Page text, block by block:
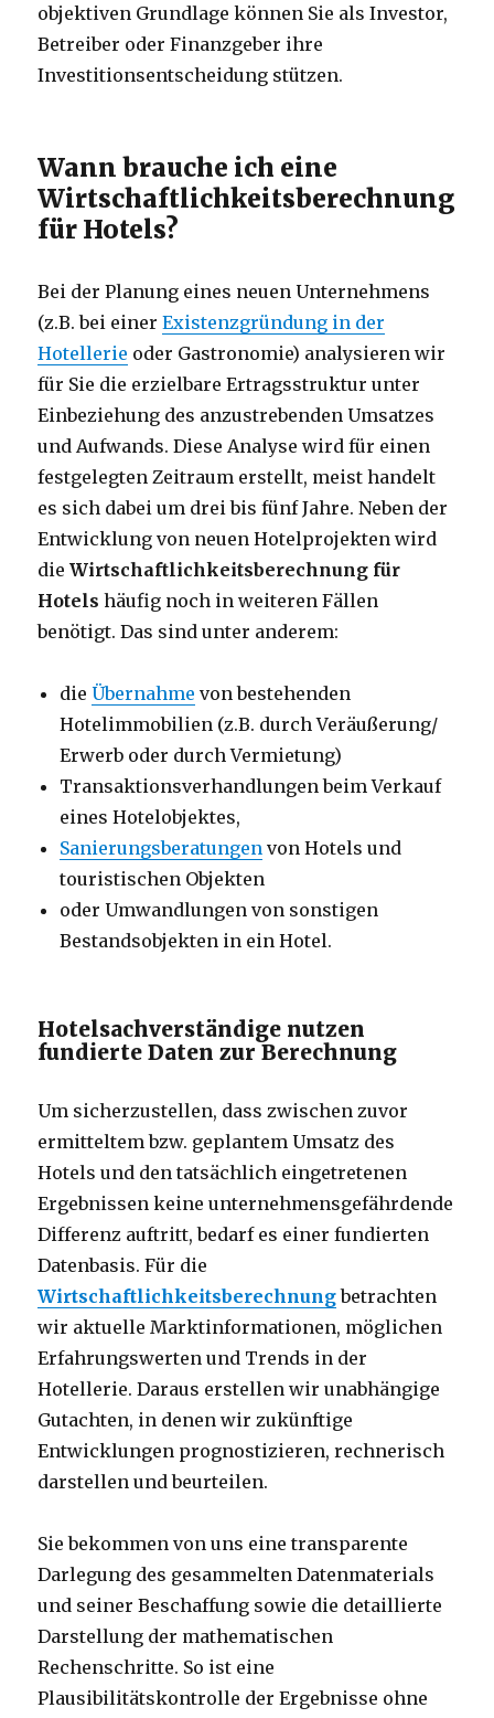
objektiven Grundlage können Sie als Investor,
Betreiber oder Finanzgeber ihre
Investitionsentscheidung stützen.
Wann brauche ich eine
Wirtschaftlichkeitsberechnung
für Hotels?
Bei der Planung eines neuen Unternehmens
(z.B. bei einerExistenzgründung in der
Hotellerie oder Gastronomie) analysieren wir
für Sie die erzielbare Ertragsstruktur unter
Einbeziehung des anzustrebenden Umsatzes
und Aufwands. Diese Analyse wird für einen
festgelegten Zeitraum erstellt, meist handelt
es sich dabei um drei bis fünf Jahre. Neben der
Entwicklung von neuen Hotelprojekten wird
dieWirtschaftlichkeitsberechnung für
Hotelshäufig noch in weiteren Fällen
benötigt. Das sind unter anderem:
dieÜbernahme von bestehenden
Hotelimmobilien (z.B. durch Veräußerung/
Erwerb oder durch Vermietung)
Transaktionsverhandlungen beim Verkauf
eines Hotelobjektes,
Sanierungsberatungen von Hotels und
touristischen Objekten
oder Umwandlungen von sonstigen
Bestandsobjekten in ein Hotel.
Hotelsachverständige nutzen
fundierte Daten zur Berechnung
Um sicherzustellen, dass zwischen zuvor
ermitteltem bzw. geplantem Umsatz des
Hotels und den tatsächlich eingetretenen
Ergebnissen keine unternehmensgefährdende
Differenz auftritt, bedarf es einer fundierten
Datenbasis. Für die
Wirtschaftlichkeitsberechnungbetrachten
wir aktuelle Marktinformationen, möglichen
Erfahrungswerten und Trends in der
Hotellerie. Daraus erstellen wir unabhängige
Gutachten, in denen wir zukünftige
Entwicklungen prognostizieren, rechnerisch
darstellen und beurteilen.
Sie bekommen von uns eine transparente
Darlegung des gesammelten Datenmaterials
und seiner Beschaffung sowie die detaillierte
Darstellung der mathematischen
Rechenschritte. So ist eine
Plausibilitätskontrolle der Ergebnisse ohne